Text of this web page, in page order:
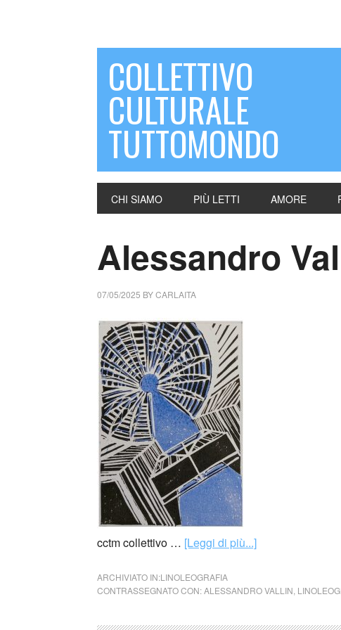
COLLETTIVO
CULTURALE
TUTTOMONDO
CHI SIAMO PIÙ LETTI AMORE
Alessandro
07/05/2025 BYCARLAITA
cctm collettivo … [Leggi di più...]
ARCHIVIATO IN:LINOLEOGRAFIA
CONTRASSEGNATO CON:ALESSANDRO VALLIN